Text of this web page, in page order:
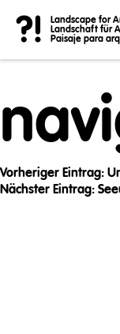
?!
Landscape for
Landschaft für
Paisaje para
Post
Vorheriger Eintrag:
Nächster Eintrag: